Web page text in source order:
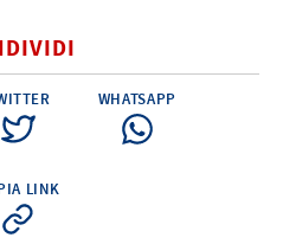
WHATSAPP
LINK